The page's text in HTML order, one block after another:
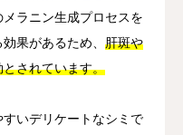
メラニン生成プロセスを
果があるため、 肝斑や
されています。
いデリケートなシミで